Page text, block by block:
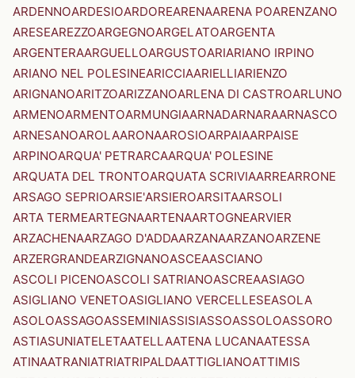
ARDENNOARDESIOARDOREARENAARENA POARENZANO
ARESEAREZZOARGEGNOARGELATOARGENTA
ARGENTERAARGUELLOARGUSTOARIARIANO IRPINO
ARIANO NEL POLESINEARICCIAARIELLIARIENZO
ARIGNANOARITZOARIZZANOARLENA DI CASTROARLUNO
ARMENOARMENTOARMUNGIAARNADARNARAARNASCO
ARNESANOAROLAARONAAROSIOARPAIAARPAISE
ARPINOARQUA' PETRARCAARQUA' POLESINE
ARQUATA DEL TRONTOARQUATA SCRIVIAARREARRONE
ARSAGO SEPRIOARSIE'ARSIEROARSITAARSOLI
ARTA TERMEARTEGNAARTENAARTOGNEARVIER
ARZACHENAARZAGO D'ADDAARZANAARZANOARZENE
ARZERGRANDEARZIGNANOASCEAASCIANO
ASCOLI PICENOASCOLI SATRIANOASCREAASIAGO
ASIGLIANO VENETOASIGLIANO VERCELLESEASOLA
ASOLOASSAGOASSEMINIASSISIASSOASSOLOASSORO
ASTIASUNIATELETAATELLAATENA LUCANAATESSA
ATINAATRANIATRIATRIPALDAATTIGLIANOATTIMIS